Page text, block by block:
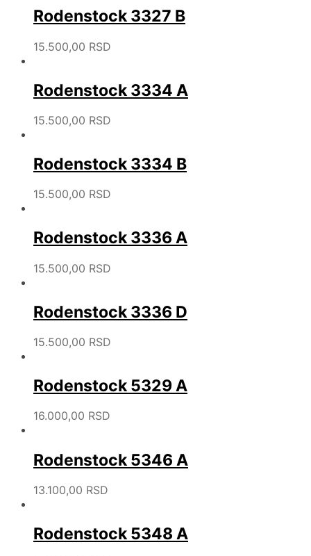
Rodenstock 3327 B
15.500,00 RSD
Rodenstock 3334 A
15.500,00 RSD
Rodenstock 3334 B
15.500,00 RSD
Rodenstock 3336 A
15.500,00 RSD
Rodenstock 3336 D
15.500,00 RSD
Rodenstock 5329 A
16.000,00 RSD
Rodenstock 5346 A
13.100,00 RSD
Rodenstock 5348 A